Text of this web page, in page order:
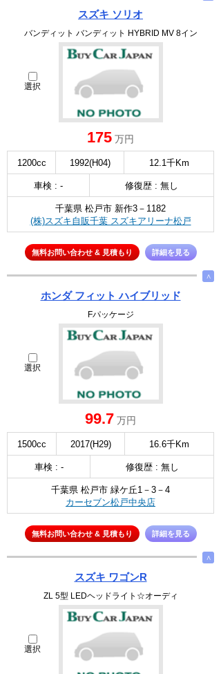
スズキ ソリオ
バンディット バンディット HYBRID MV 8イン
選択
175 万円
1200cc 1992(H04) 12.1千Km
車検 : - 修復歴 : 無し
千葉県 松戸市 新作3－1182
(株)スズキ自販千葉 スズキアリーナ松戸
無料お問い合わせ & 見積もり 詳細を見る
∧
ホンダ フィット ハイブリッド
Fパッケージ
選択
99.7 万円
1500cc 2017(H29) 16.6千Km
車検 : - 修復歴 : 無し
千葉県 松戸市 緑ケ丘1－3－4
カーセブン松戸中央店
無料お問い合わせ & 見積もり 詳細を見る
∧
スズキ ワゴンR
ZL 5型 LEDヘッドライト☆オーディ
選択